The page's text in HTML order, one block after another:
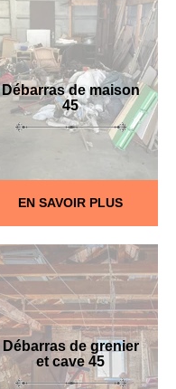
Débarras de maison
45
EN SAVOIR PLUS
Débarras de grenier
et cave 45